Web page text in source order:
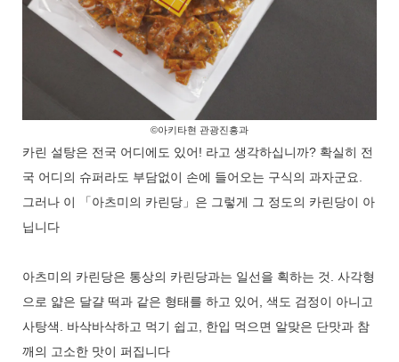
©아키타현 관광진흥과
카린 설탕은 전국 어디에도 있어! 라고 생각하십니까? 확실히 전
국 어디의 슈퍼라도 부담없이 손에 들어오는 구식의 과자군요.
그러나 이 「아츠미의 카린당」은 그렇게 그 정도의 카린당이 아
닙니다
아츠미의 카린당은 통상의 카린당과는 일선을 획하는 것. 사각형
으로 얇은 달걀 떡과 같은 형태를 하고 있어, 색도 검정이 아니고
사탕색. 바삭바삭하고 먹기 쉽고, 한입 먹으면 알맞은 단맛과 참
깨의 고소한 맛이 퍼집니다